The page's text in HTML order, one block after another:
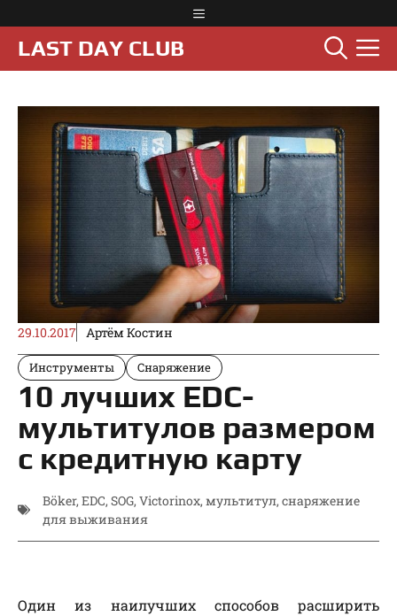
к
содержимому
Меню
LAST DAY CLUB
29.10.2017 Артём Костин
Инструменты Снаряжение
10 лучших EDC-
мультитулов размером
с кредитную карту
Böker, EDC, SOG, Victorinox, мультитул, снаряжение
для выживания
Один из наилучших способов расширить